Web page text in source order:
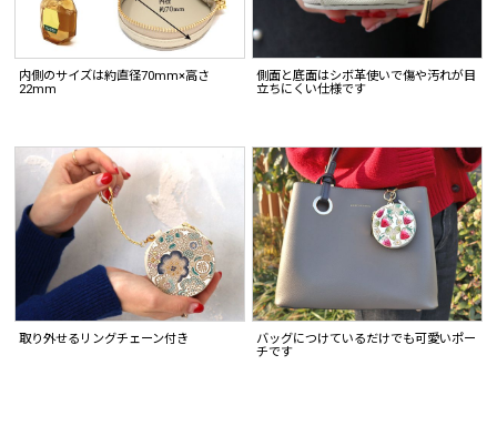
内側のサイズは約直径70mm×高さ
22mm
側面と底面はシボ革使いで傷や汚れが目
立ちにくい仕様です
取り外せるリングチェーン付き
バッグにつけているだけでも可愛いポー
チです